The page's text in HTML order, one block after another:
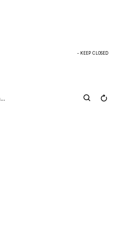
- KEEP CLOSED